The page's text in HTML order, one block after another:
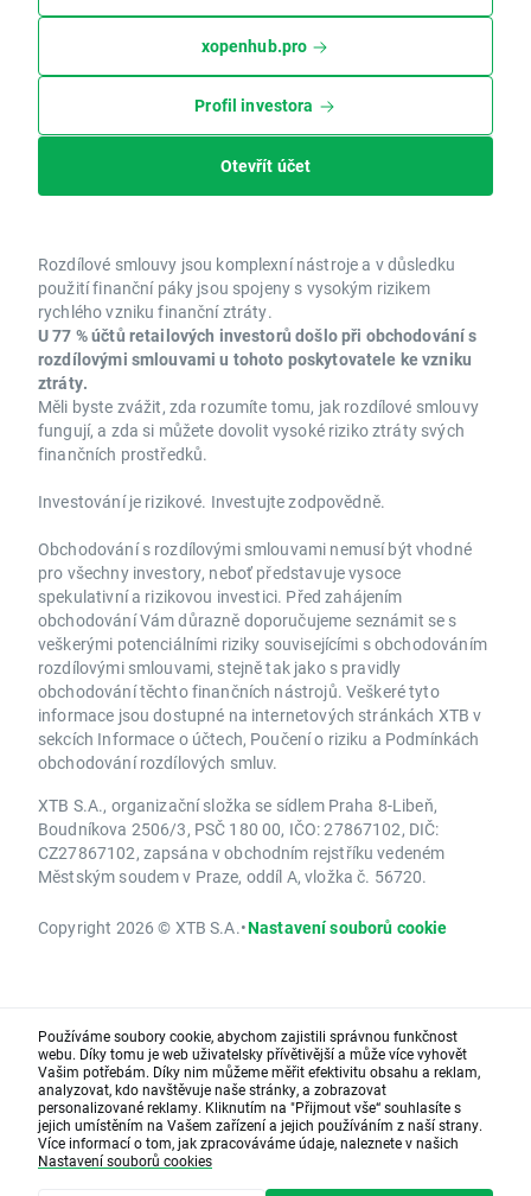
xopenhub.pro
Profil investora
Otevřít účet
Rozdílové smlouvy jsou komplexní nástroje a v důsledku
použití finanční páky jsou spojeny s vysokým rizikem
rychlého vzniku finanční ztráty.
U 77 % účtů retailových investorů došlo při obchodování s
rozdílovými smlouvami u tohoto poskytovatele ke vzniku
ztráty.
Měli byste zvážit, zda rozumíte tomu, jak rozdílové smlouvy
fungují, a zda si můžete dovolit vysoké riziko ztráty svých
finančních prostředků.
Investování je rizikové. Investujte zodpovědně.
Obchodování s rozdílovými smlouvami nemusí být vhodné
pro všechny investory, neboť představuje vysoce
spekulativní a rizikovou investici. Před zahájením
obchodování Vám důrazně doporučujeme seznámit se s
veškerými potenciálními riziky souvisejícími s obchodováním
rozdílovými smlouvami, stejně tak jako s pravidly
obchodování těchto finančních nástrojů. Veškeré tyto
informace jsou dostupné na internetových stránkách XTB v
sekcích Informace o účtech, Poučení o riziku a Podmínkách
obchodování rozdílových smluv.
XTB S.A., organizační složka se sídlem Praha 8-Libeň,
Boudníkova 2506/3, PSČ 180 00, IČO: 27867102, DIČ:
CZ27867102, zapsána v obchodním rejstříku vedeném
Městským soudem v Praze, oddíl A, vložka č. 56720.
Copyright 2026 © XTB S.A.•Nastavení souborů cookie
Používáme soubory cookie, abychom zajistili správnou funkčnost
webu. Díky tomu je web uživatelsky přívětivější a může více vyhovět
Vašim potřebám. Díky nim můžeme měřit efektivitu obsahu a reklam,
analyzovat, kdo navštěvuje naše stránky, a zobrazovat
personalizované reklamy. Kliknutím na "Přijmout vše“ souhlasíte s
jejich umístěním na Vašem zařízení a jejich používáním z naší strany.
Více informací o tom, jak zpracováváme údaje, naleznete v našich
Nastavení souborů cookies